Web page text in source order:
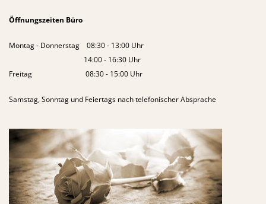
Öffnungszeiten Büro
Montag - Donnerstag 08:30 - 13:00 Uhr
14:00 - 16:30 Uhr
Freitag 08:30 - 15:00 Uhr
Samstag, Sonntag und Feiertags nach telefonischer Absprache